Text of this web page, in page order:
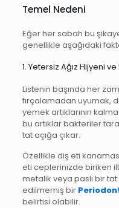
Temel Nedeni
Eğer her sabah bu
genellikle aşağıdaki
1. Yetersiz Ağız Hijyeni ve
Listenin başında her
fırçalamadan uyumak,
yemek artıklarının
bu artıklar bakteriler
tat açığa çıkar.
Özellikle diş eti
eti ceplerinizde biriken
metalik veya paslı bir
edilmemiş bir
belirtisi olabilir.